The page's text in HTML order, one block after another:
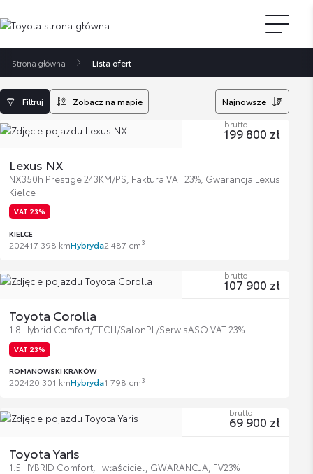
Strona główna Lista ofert
Filtruj Zobacz na mapie Najnowsze
Lexus NX
NX350h Prestige 243KM/PS, Faktura VAT 23%, Gwarancja Lexus
Kielce
VAT 23%
KIELCE
202417 398 kmHybryda2 487 cm3
brutto
199 800 zł
Toyota Corolla
1.8 Hybrid Comfort/TECH/SalonPL/SerwisASO VAT 23%
VAT 23%
ROMANOWSKI KRAKÓW
202420 301 kmHybryda1 798 cm3
brutto
107 900 zł
Toyota Yaris
1.5 HYBRID Comfort, I właściciel, GWARANCJA, FV23%
brutto
69 900 zł